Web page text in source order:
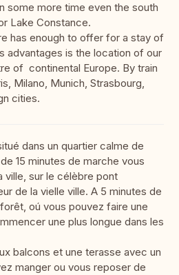
some more time even the south
Lake Constance.
has enough to offer for a stay of
advantages is the location of our
of continental Europe. By train
Milano, Munich, Strasbourg,
cities.
dans un quartier calme de
15 minutes de marche vous
ville, sur le célèbre pont
de la vielle ville. A 5 minutes de
oú vous pouvez faire une
une plus longue dans les
balcons et une terasse avec un
manger ou vous reposer de